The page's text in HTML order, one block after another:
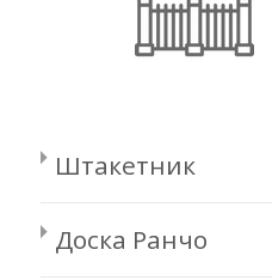
Штакетник
Доска Ранчо